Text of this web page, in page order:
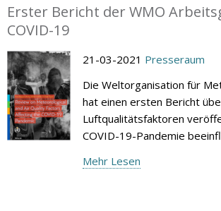
Erster Bericht der WMO
COVID-19
21-03-2021 Presseraum
Die Weltorganisation für
hat einen ersten Bericht
Luftqualitätsfaktoren
COVID-19-Pandemie
Mehr Lesen